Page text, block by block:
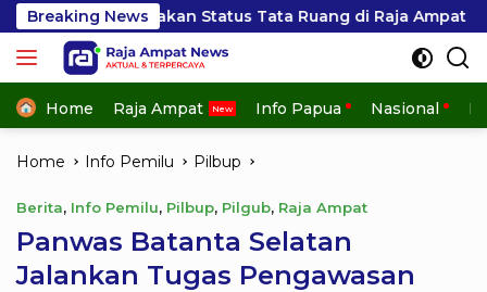
Skip
to
content
Breaking News
Status Tata Ruang di Raja Ampat Ribuan
Home Raja Ampat Info Papua Nasional
Home Info Pemilu Pilbup
Berita, Info Pemilu, Pilbup, Pilgub, Raja Ampat
Panwas Batanta Selatan
Jalankan Tugas Pengawasan